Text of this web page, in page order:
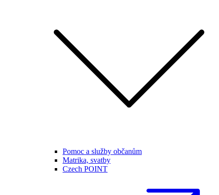
Pomoc a služby občanům
Matrika, svatby
Czech POINT